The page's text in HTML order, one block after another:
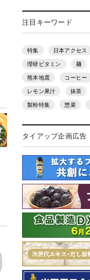
注目キーワード
特集 日本アクセス
理研ビタミン 麺
熊本地震 コーヒー
レモン果汁 抹茶
製粉特集 惣菜
タイアップ企画広告